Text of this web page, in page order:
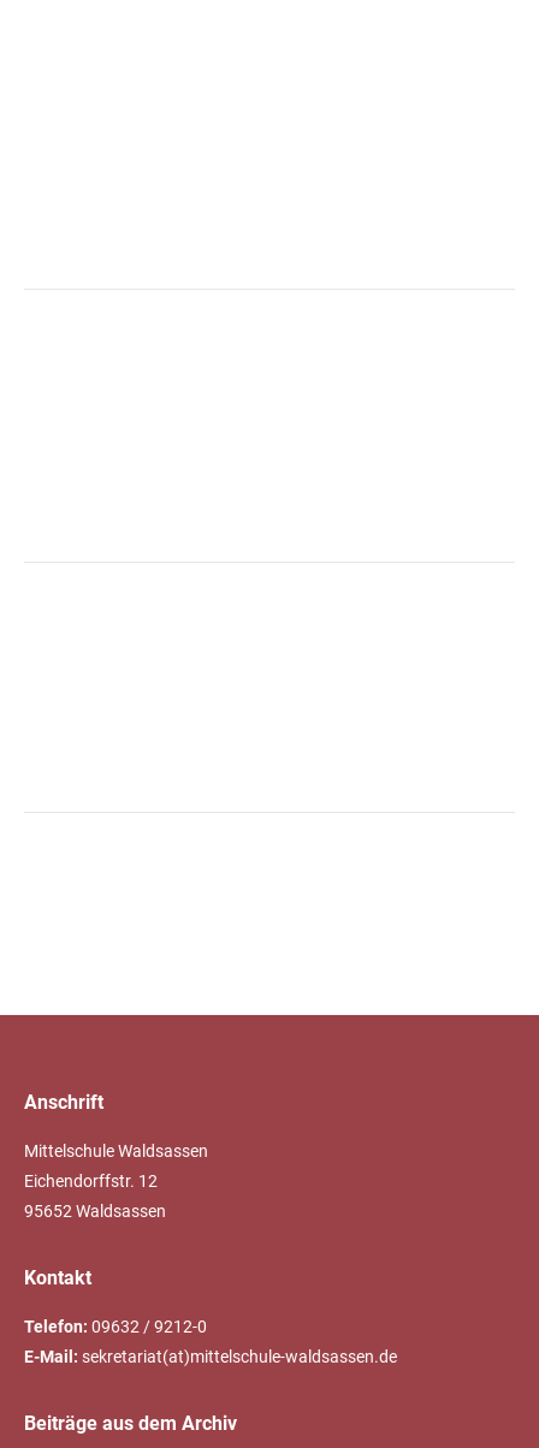
Anschrift
Mittelschule Waldsassen
Eichendorffstr. 12
95652 Waldsassen
Kontakt
Telefon: 09632 / 9212-0
E-Mail: sekretariat(at)mittelschule-waldsassen.de
Beiträge aus dem Archiv